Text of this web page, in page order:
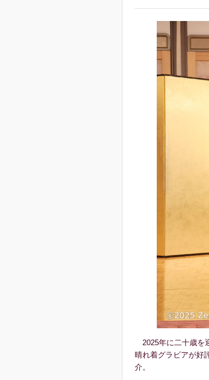
2025年に二十歳を
晴れ着グラビアが好
介。